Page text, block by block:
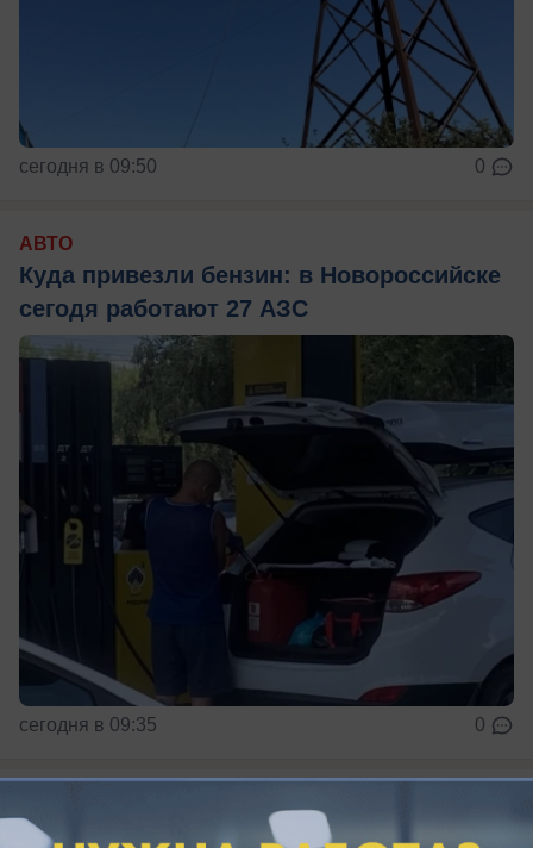
сегодня в 09:50 0
АВТО
Куда привезли бензин: в Новороссийске
сегодя работают 27 АЗС
сегодня в 09:35 0
Гороскоп на 7 августа: кому сегодня